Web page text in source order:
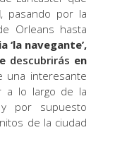
, pasando por la
Orleans hasta
‘la navegante’,
descubrirás en
una interesante
a lo largo de la
por supuesto
de la ciudad